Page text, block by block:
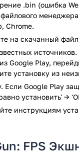
Для этого
следует
контента.
собственного
масок, в том
чтобы
свежая версия и
.bin (ошибка
Chrome.
на скачанный
Google Play,
установку из
Если Google Play
установить' →
инструкциям
FPS